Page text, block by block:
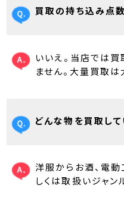
買取の持ち込み点
いいえ。当店では
ません。大量買取は
どんな物を買取して
洋服からお酒、電動
しくは取扱いジャン